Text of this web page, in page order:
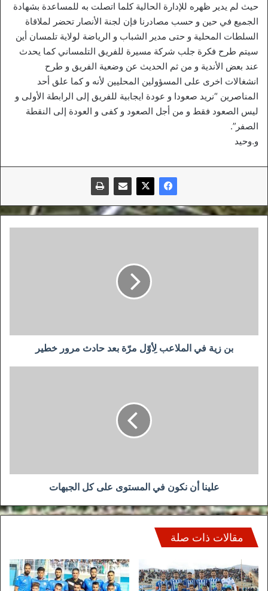
حيث لم يدير ظهره للإدارة الحالية كلما اتصلت به للمساعدة بشهادة
الجميع في حين و حسب مصادرنا فإن لجنة الأنصار تحضر لملاقاة
السلطات المحلية و حتى مدير الشباب و الرياضة لولاية تلمسان أين
سيتم طرح فكرة جلب شركة مسيرة للفريق التلمساني كما يحدث
عند بعض الأندية و من ثم الحديث عن وضعية الفريق و طرح
انشغالات اخرى على المسؤولين المحليين لأنه و كما علق أحد
المناصرين “نريد صعودا و عودة ايجابية للفريق إلى الرابطة الأولى و
ليس الصعود فقط و من أجل الصعود و كفى و العودة إلى النقطة
الصفر”.
و.وحيد
مرور
بن زية في الملاعب لِأوّل مرّة بعد حادث مرور خطير
علينا أن نكون في المستوى على كل الجبهات
مقالات ذات صلة